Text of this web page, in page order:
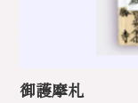
御護摩札